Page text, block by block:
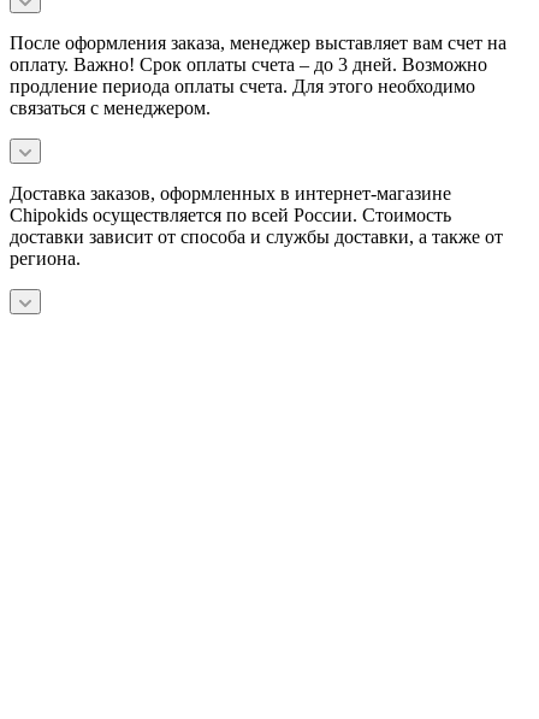
После оформления заказа, менеджер выставляет вам счет на
оплату. Важно! Срок оплаты счета – до 3 дней. Возможно
продление периода оплаты счета. Для этого необходимо
связаться с менеджером.
Доставка заказов, оформленных в интернет-магазине
Chipokids осуществляется по всей России. Стоимость
доставки зависит от способа и службы доставки, а также от
региона.